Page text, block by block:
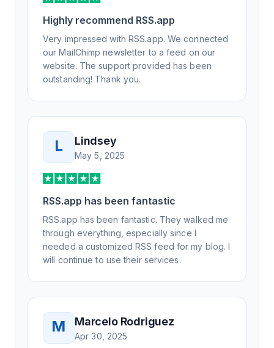
that my users understand and find value in.
Honestly, it has been an exceptional
know to RSS.app for their RSS needs.
Highly recommend RSS.app
Very impressed with RSS.app. We connected
our MailChimp newsletter to a feed on our
website. The support provided has been
outstanding! Thank you.
L Lindsey
May 5, 2025
RSS.app has been fantastic
RSS.app has been fantastic. They walked me
through everything, especially since I
needed a customized RSS feed for my blog. I
will continue to use their services.
M Marcelo Rodriguez
Apr 30, 2025